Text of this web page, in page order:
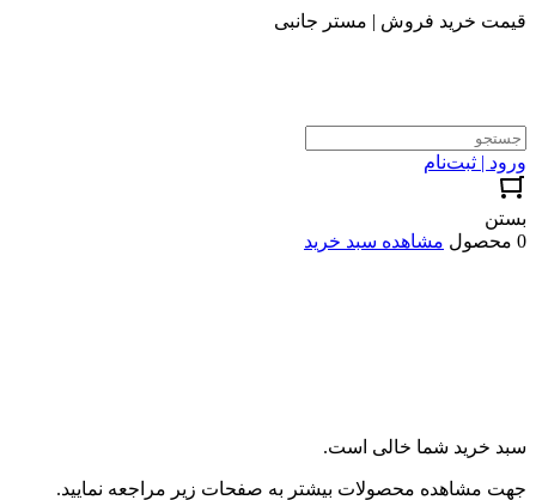
قیمت خرید فروش | مستر جانبی
ورود | ثبت‌نام
بستن
0 محصول
مشاهده سبد خرید
سبد خرید شما خالی است.
جهت مشاهده محصولات بیشتر به صفحات زیر مراجعه نمایید.